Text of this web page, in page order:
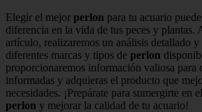
Elegir el mejor perlon para tu acuario
diferencia en la vida de tus peces y plantas.
artículo, realizaremos un análisis detallado y
diferentes marcas y tipos de perlon
proporcionaremos información valiosa para
informadas y adquieras el producto que
necesidades. ¡Prepárate para sumergirte en
perlon y mejorar la calidad de tu acuario!